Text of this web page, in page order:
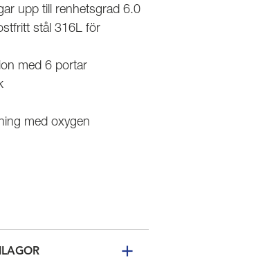
upp till renhetsgrad 6.0
stål 316L för
med 6 portar
med oxygen